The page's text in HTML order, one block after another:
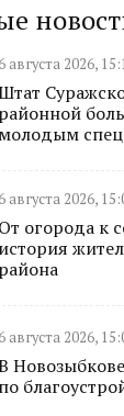
6 августа 2026,
Штат
районной
молодым
6 августа 2026,
От огорода к
история
района
6 августа 2026,
по